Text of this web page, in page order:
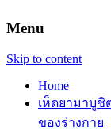
Menu
Skip to content
Home
เห็ดยามาบูชิ
ของร่างกาย